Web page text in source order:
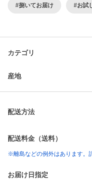
#捌いてお届け #お試
カテゴリ
産地
配送方法
配送料金（送料）
※離島などの例外はあります。
お届け日指定